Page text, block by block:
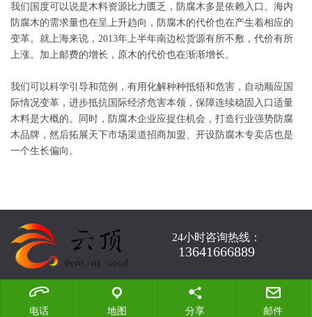
我们国度可以说是木料资源比力匮乏，防腐木多是依赖入口。海内
防腐木的需求量也在呈上升趋向，防腐木的代价也在产生着相应的
变革。就上海来说，2013年上半年南边松货源有所不敷，代价有所
上涨。加上邮费的增长，原木的代价也在渐渐增长。
我们可以科学引导和范例，有用化解种种抵牾和危害，自动顺应国
际情况变革，进步抵抗国际经济危害本领，保障连续稳固入口适量
木料是大概的。同时，防腐木企业应捉住机会，打造行业强势防腐
木品牌，然后拓展天下市场渠道招商加盟、开设防腐木专卖店也是
一个生长偏向。
24小时咨询热线：
13641666889
电话 地图 分享 邮件